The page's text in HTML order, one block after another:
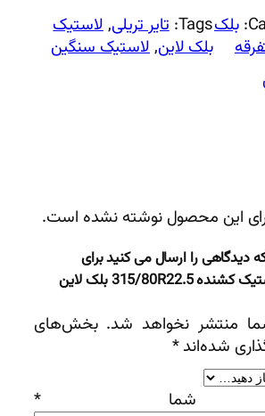
بلکTags: تایر تریلی, لاستیک
بلک لاین, لاستیک سنگین
این محصول نوشته نشده است.
دیدگاهی را ارسال می کنید برای
“لاستیک (تایر) لاستیک کشنده 315/80R22.5 بلک لاین
منتشر نخواهد شد. بخش‌های
شده‌اند*
شما*